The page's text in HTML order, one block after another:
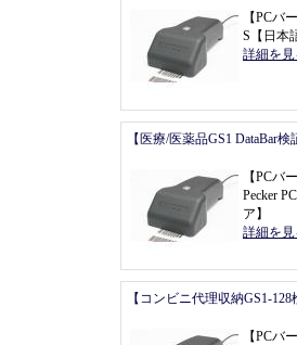
【PCバ
S 【 日本
詳細を
【医療/医薬品GS1 DataBar
【PCバ
Pecker
ア 】
詳細を
【コンビニ代理収納GS1-
【PCバ